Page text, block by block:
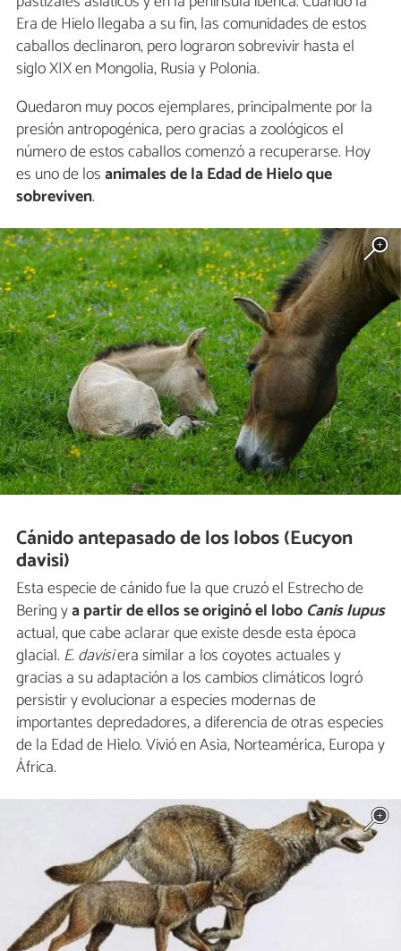
Era de Hielo llegaba a su fin, las comunidades de estos
caballos declinaron, pero lograron sobrevivir hasta el
siglo XIX en Mongolia, Rusia y Polonia.
Quedaron muy pocos ejemplares, principalmente por la
presión antropogénica, pero gracias a zoológicos el
número de estos caballos comenzó a recuperarse. Hoy
es uno de losanimales de la Edad de Hielo que
sobreviven.
Cánido antepasado de los lobos (Eucyon
davisi)
Esta especie de cánido fue la que cruzó el Estrecho de
Bering ya partir de ellos se originó el lobo Canis lupus
actual, que cabe aclarar que existe desde esta época
glacial. E. davisiera similar a los coyotes actuales y
gracias a su adaptación a los cambios climáticos logró
persistir y evolucionar a especies modernas de
importantes depredadores, a diferencia de otras especies
de la Edad de Hielo. Vivió en Asia, Norteamérica, Europa y
África.